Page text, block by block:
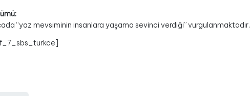
“yaz mevsiminin insanlara yaşama sevinci verdiği” vurgulanmaktadır.